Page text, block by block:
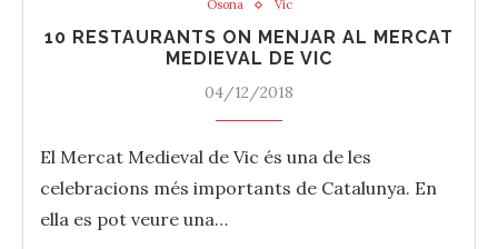
Osona Vic
10 RESTAURANTS ON MENJAR AL MERCAT
MEDIEVAL DE VIC
04/12/2018
El Mercat Medieval de Vic és una de les
celebracions més importants de Catalunya. En
ella es pot veure una…